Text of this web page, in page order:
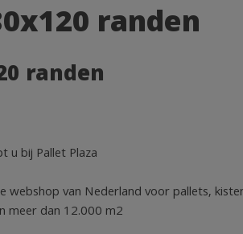
randen
randen
u bij Pallet Plaza
webshop van Nederland voor pallets,
meer dan 12.000 m2